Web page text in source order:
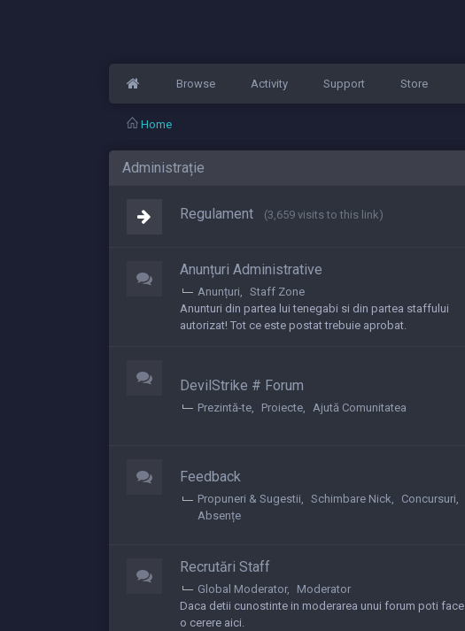
Browse Activity Support Store
Home
Administrație
Regulament (3,659 visits to this link)
Anunțuri Administrative
Anunțuri
Staff Zone
Anunturi din partea lui tenegabi si din partea staffului
autorizat! Tot ce este postat trebuie aprobat.
DevilStrike # Forum
Prezintă-te Proiecte Ajută Comunitatea
Feedback
Propuneri & Sugestii Schimbare Nick
Concursuri
Absențe
Recrutări Staff
Global Moderator
Moderator
Daca detii cunostinte in moderarea unui forum poti face
o cerere aici.